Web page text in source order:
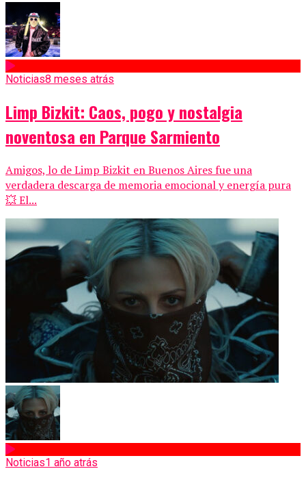
Noticias8 meses atrás
Limp Bizkit: Caos, pogo y nostalgia
noventosa en Parque Sarmiento
Amigos, lo de Limp Bizkit en Buenos Aires fue una
verdadera descarga de memoria emocional y energía pura
💥 El...
Noticias1 año atrás